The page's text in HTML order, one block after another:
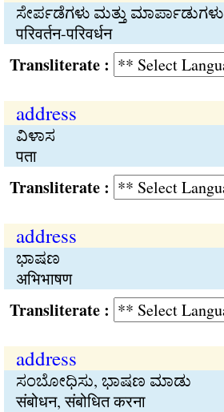
ಸೇರ್ಪಡೆಗಳು ಮತ್ತು ಮಾರ್ಪಾಡುಗಳು
परिवर्तन-परिवर्धन
:
address
ವಿಳಾಸ
पता
:
address
ಭಾಷಣ
अभिभाषण
:
address
ಸಂಬೋಧಿಸು, ಭಾಷಣ ಮಾಡು
संबोधन, संबोधित करना